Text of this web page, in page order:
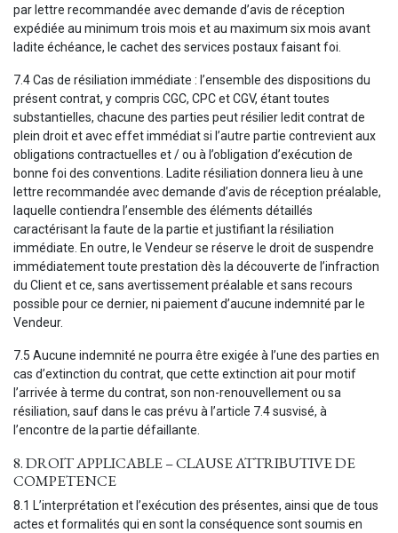
par lettre recommandée avec demande d’avis de réception
expédiée au minimum trois mois et au maximum six mois avant
ladite échéance, le cachet des services postaux faisant foi.
7.4 Cas de résiliation immédiate : l’ensemble des dispositions du
présent contrat, y compris CGC, CPC et CGV, étant toutes
substantielles, chacune des parties peut résilier ledit contrat de
plein droit et avec effet immédiat si l’autre partie contrevient aux
obligations contractuelles et / ou à l’obligation d’exécution de
bonne foi des conventions. Ladite résiliation donnera lieu à une
lettre recommandée avec demande d’avis de réception préalable,
laquelle contiendra l’ensemble des éléments détaillés
caractérisant la faute de la partie et justifiant la résiliation
immédiate. En outre, le Vendeur se réserve le droit de suspendre
immédiatement toute prestation dès la découverte de l’infraction
du Client et ce, sans avertissement préalable et sans recours
possible pour ce dernier, ni paiement d’aucune indemnité par le
Vendeur.
7.5 Aucune indemnité ne pourra être exigée à l’une des parties en
cas d’extinction du contrat, que cette extinction ait pour motif
l’arrivée à terme du contrat, son non-renouvellement ou sa
résiliation, sauf dans le cas prévu à l’article 7.4 susvisé, à
l’encontre de la partie défaillante.
8. DROIT APPLICABLE – CLAUSE ATTRIBUTIVE DE
COMPETENCE
8.1 L’interprétation et l’exécution des présentes, ainsi que de tous
actes et formalités qui en sont la conséquence sont soumis en